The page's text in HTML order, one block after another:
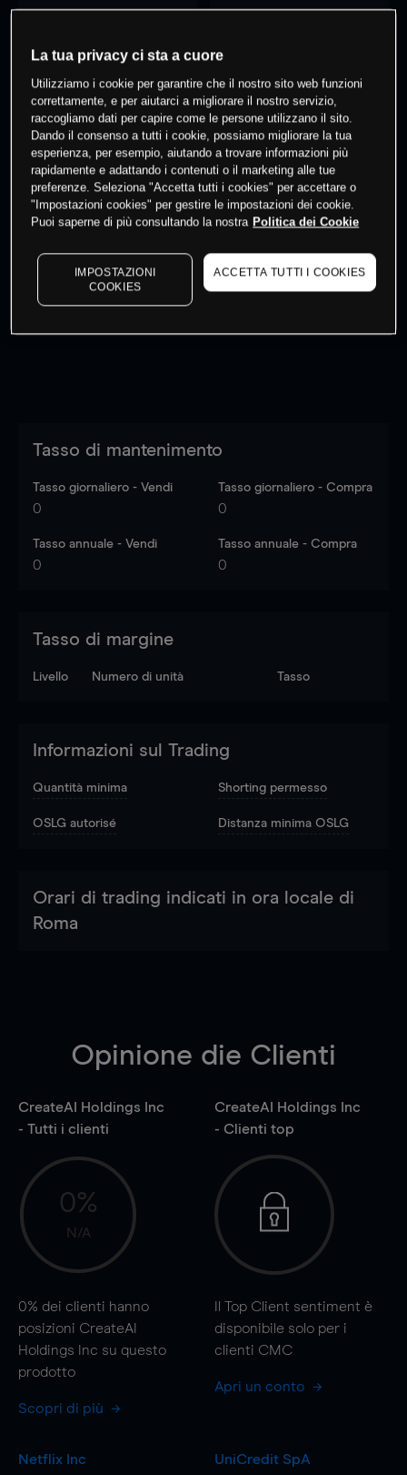
0 % dei clienti hanno posizioni
questo prodotto
Fai trading
I prezzi sono solo indicativi. Accediper vedere gli ultimi
dati di mercato
to see latest market data
Tasso di mantenimento
Tasso giornaliero - Vendi
0
Tasso giornaliero - Compra
0
Tasso annuale - Vendi
0
Tasso annuale - Compra
0
Tasso di margine
Livello Numero di unità Tasso
Informazioni sul Trading
Quantità minima Shorting permesso
OSLG autorisé Distanza minima OSLG
Orari di trading indicati in ora locale di
Roma
Opinione die Clienti
CreateAI Holdings Inc
- Tutti i clienti
0%
N/A
0% dei clienti hanno
posizioni CreateAI
Holdings Inc su questo
prodotto
Scopri di più
CreateAI Holdings Inc
- Clienti top
Il Top Client sentiment è
disponibile solo per i
clienti CMC
Apri un conto
Netflix Inc
UniCredit SpA
La tua privacy ci sta a cuore
Utilizziamo i cookie per garantire che il nostro sito web funzioni
correttamente, e per aiutarci a migliorare il nostro servizio,
raccogliamo dati per capire come le persone utilizzano il sito.
Dando il consenso a tutti i cookie, possiamo migliorare la tua
esperienza, per esempio, aiutando a trovare informazioni più
rapidamente e adattando i contenuti o il marketing alle tue
preferenze. Seleziona "Accetta tutti i cookies" per accettare o
"Impostazioni cookies" per gestire le impostazioni dei cookie.
Puoi saperne di più consultando la nostra Politica dei Cookie
IMPOSTAZIONI
COOKIES
ACCETTA TUTTI I COOKIES